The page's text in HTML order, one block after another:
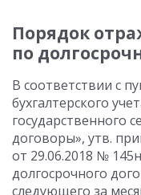
Порядок
по
В соответствии с
бухгалтерского
государственного
договоры», утв.
от 29.06.2018 №
долгосрочного
следующего за